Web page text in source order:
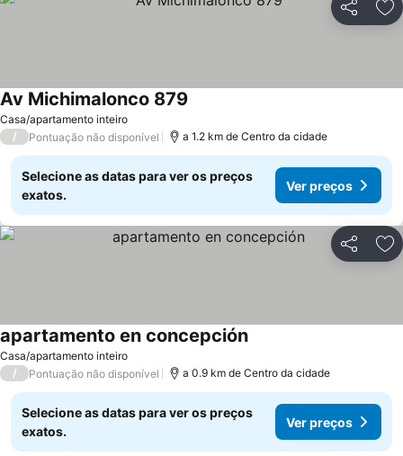
Partilhar
Casa/apartamento inteiro
Av Michimalonco 879
/ Pontuação não disponível a 1.2 km de Centro da cidade
Selecione as datas para ver os preços
exatos.
Ver preços
Partilhar
Casa/apartamento inteiro
apartamento en concepciónVer preços
/ Pontuação não disponível a 0.9 km de Centro da cidade
Selecione as datas para ver os preços
exatos.
Ver preços